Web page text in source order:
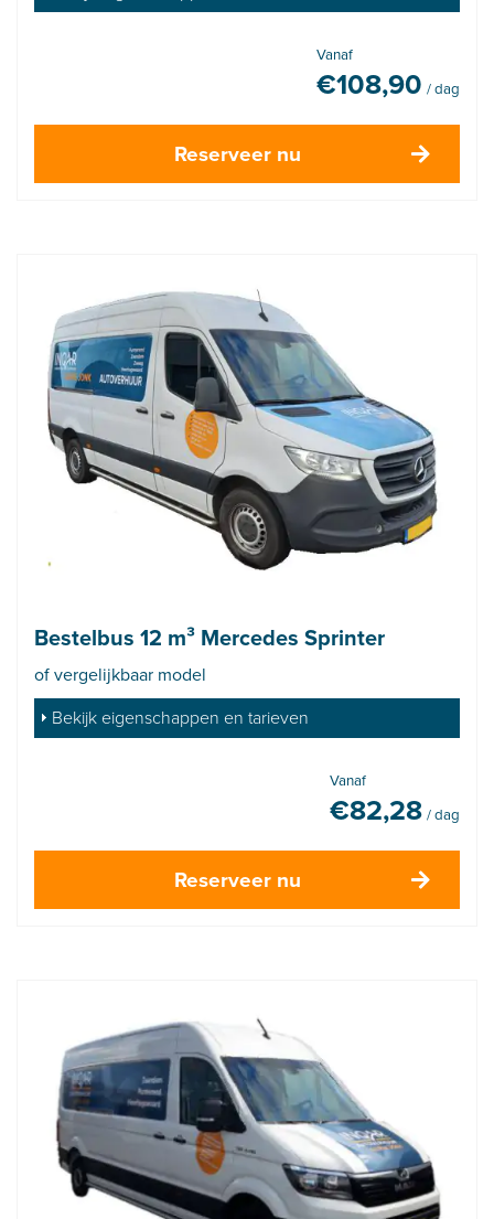
Vanaf
€108,90 / dag
Reserveer nu
Bestelbus 12 m³ Mercedes Sprinter
of vergelijkbaar model
Bekijk eigenschappen en tarieven
Vanaf
€82,28 / dag
Reserveer nu